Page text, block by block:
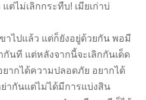
ปแล้ว แต่ก็ยังอยู่ด้วยกัน พอมี
กันที แต่หลังจากนี้จะเลิกกันเด็ด
ากได้ความปลอดภัย อยากได้
ากันแต่ไม่ได้มีการแบ่งสิน